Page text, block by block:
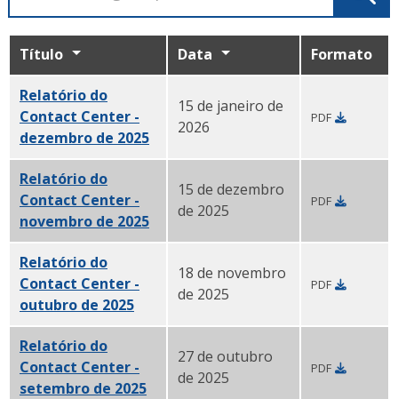
Título Data Formato
Relatório do
Contact Center -
dezembro de 2025PDF
15 de janeiro de
2026
PDF
Relatório do
Contact Center -
novembro de 2025PDF
15 de dezembro
de 2025
PDF
Relatório do
Contact Center -
outubro de 2025PDF
18 de novembro
de 2025
PDF
Relatório do
Contact Center -
setembro de 2025PDF
27 de outubro
de 2025
PDF